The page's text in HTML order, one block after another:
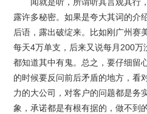
闻就是听，所谓听其言观其行
露许多秘密。如果是夸大其词的介
后语，露出破绽来。比如刚 广州赛
每天4万单支，后来又说每月200万
都知道其中有鬼。总之，要仔细留
的时候要反问前后矛盾的地方，看
力的大公司，对客户的问题都是务
象，承诺都是有根有据的，做不到